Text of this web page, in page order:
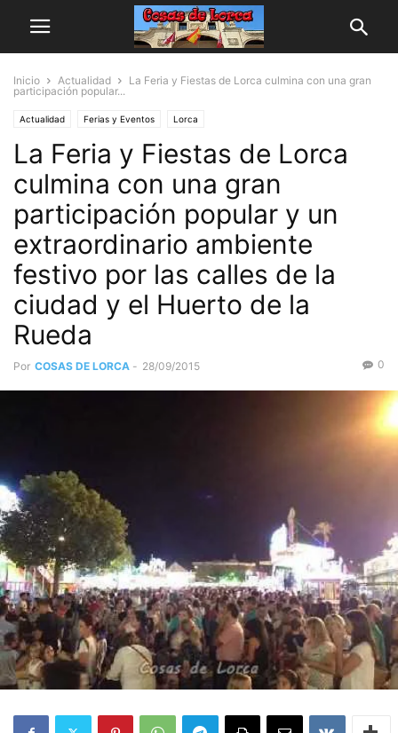
Inicio Actualidad
La Feria y Fiestas de Lorca culmina con una gran
participación popular...
Actualidad Ferias y Eventos Lorca
La Feria y Fiestas de Lorca
culmina con una gran
participación popular y un
extraordinario ambiente
festivo por las calles de la
ciudad y el Huerto de la
Rueda
Por COSAS DE LORCA - 28/09/2015 0